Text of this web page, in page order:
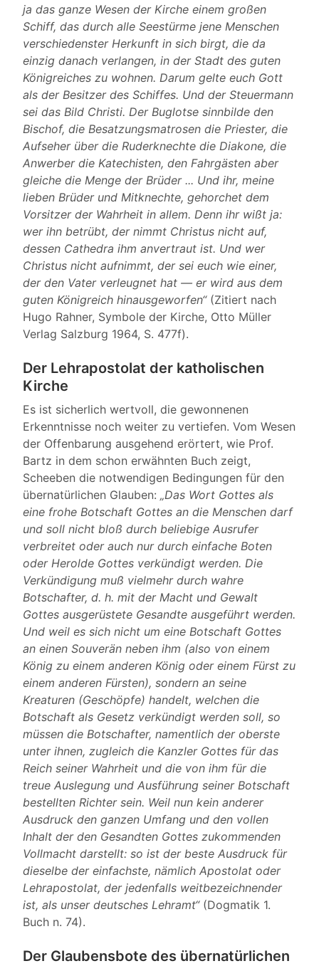
ja das ganze Wesen der Kirche einem großen
Schiff, das durch alle Seestürme jene Menschen
verschiedenster Herkunft in sich birgt, die da
einzig danach verlangen, in der Stadt des guten
Königreiches zu wohnen. Darum gelte euch Gott
als der Besitzer des Schiffes. Und der Steuermann
sei das Bild Christi. Der Buglotse sinnbilde den
Bischof, die Besatzungsmatrosen die Priester, die
Aufseher über die Ruderknechte die Diakone, die
Anwerber die Katechisten, den Fahrgästen aber
gleiche die Menge der Brüder ... Und ihr, meine
lieben Brüder und Mitknechte, gehorchet dem
Vorsitzer der Wahrheit in allem. Denn ihr wißt ja:
wer ihn betrübt, der nimmt Christus nicht auf,
dessen Cathedra ihm anvertraut ist. Und wer
Christus nicht aufnimmt, der sei euch wie einer,
der den Vater verleugnet hat — er wird aus dem
guten Königreich hinausgeworfen“(Zitiert nach
Hugo Rahner, Symbole der Kirche, Otto Müller
Verlag Salzburg 1964, S. 477f).
Der Lehrapostolat der katholischen
Kirche
Es ist sicherlich wertvoll, die gewonnenen
Erkenntnisse noch weiter zu vertiefen. Vom Wesen
der Offenbarung ausgehend erörtert, wie Prof.
Bartz in dem schon erwähnten Buch zeigt,
Scheeben die notwendigen Bedingungen für den
übernatürlichen Glauben: „Das Wort Gottes als
eine frohe Botschaft Gottes an die Menschen darf
und soll nicht bloß durch beliebige Ausrufer
verbreitet oder auch nur durch einfache Boten
oder Herolde Gottes verkündigt werden. Die
Verkündigung muß vielmehr durch wahre
Botschafter, d. h. mit der Macht und Gewalt
Gottes ausgerüstete Gesandte ausgeführt werden.
Und weil es sich nicht um eine Botschaft Gottes
an einen Souverän neben ihm (also von einem
König zu einem anderen König oder einem Fürst zu
einem anderen Fürsten), sondern an seine
Kreaturen (Geschöpfe) handelt, welchen die
Botschaft als Gesetz verkündigt werden soll, so
müssen die Botschafter, namentlich der oberste
unter ihnen, zugleich die Kanzler Gottes für das
Reich seiner Wahrheit und die von ihm für die
treue Auslegung und Ausführung seiner Botschaft
bestellten Richter sein. Weil nun kein anderer
Ausdruck den ganzen Umfang und den vollen
Inhalt der den Gesandten Gottes zukommenden
Vollmacht darstellt: so ist der beste Ausdruck für
dieselbe der einfachste, nämlich Apostolat oder
Lehrapostolat, der jedenfalls weitbezeichnender
ist, als unser deutsches Lehramt“(Dogmatik 1.
Buch n. 74).
Der Glaubensbote des übernatürlichen